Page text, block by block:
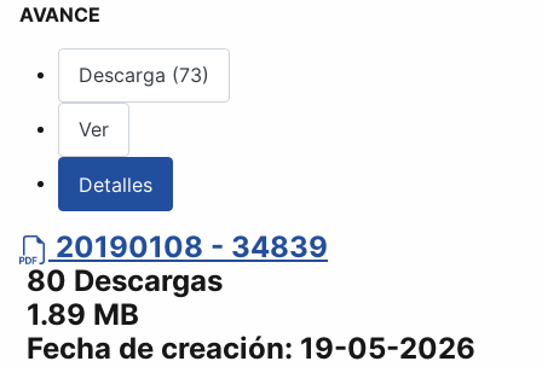
AVANCE
Descarga (73)
Ver
Detalles
20190108 - 34839
80 Descargas
1.89 MB
Fecha de creación: 19-05-2026